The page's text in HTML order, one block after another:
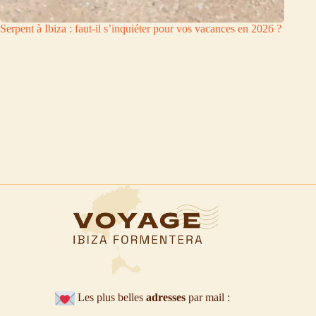
Serpent à Ibiza : faut-il s’inquiéter pour vos vacances en 2026 ?
Les plus belles adresses par mail :